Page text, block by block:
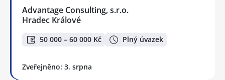
Advantage Consulting, s.r.o.
Hradec Králové
50 000 – 60 000 Kč Plný úvazek
Zveřejněno: 3. srpna